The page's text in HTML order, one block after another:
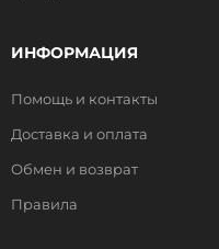
ИНФОРМАЦИЯ
Помощь и контакты
Доставка и оплата
Обмен и возврат
Правила